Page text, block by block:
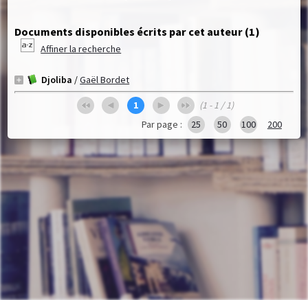
Documents disponibles écrits par cet auteur (1)
Affiner la recherche
Djoliba /Gaël Bordet
1
(1 - 1 / 1)
Par page :
25 50 100 200